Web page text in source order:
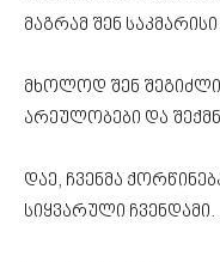
მაგრამ შენ
მხოლოდ შენ
არეულობები და
დაე, ჩვენმა
სიყვარული ჩვენდამი.